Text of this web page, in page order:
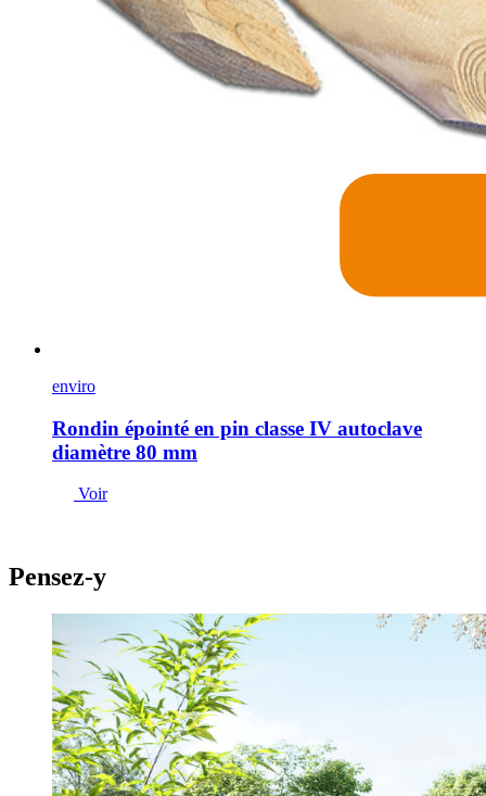
enviro
Rondin épointé en pin classe IV autoclave
diamètre 80 mm
Voir
Pensez-y